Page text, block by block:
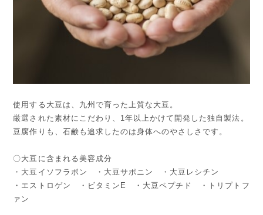
使用する大豆は、九州で育った上質な大豆。
厳選された素材にこだわり、1年以上かけて開発した独自製法。
豆腐作りも、石鹸も追求したのは身体へのやさしさです。
〇大豆に含まれる美容成分
・大豆イソフラボン ・大豆サポニン ・大豆レシチン
・エストロゲン ・ビタミンE ・大豆ペプチド ・トリプトフ
ァン